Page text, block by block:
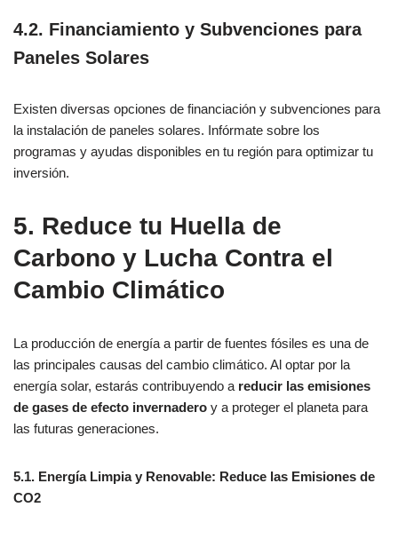
4.2. Financiamiento y Subvenciones para
Paneles Solares
Existen diversas opciones de financiación y subvenciones para
la instalación de paneles solares. Infórmate sobre los
programas y ayudas disponibles en tu región para optimizar tu
inversión.
5. Reduce tu Huella de
Carbono y Lucha Contra el
Cambio Climático
La producción de energía a partir de fuentes fósiles es una de
las principales causas del cambio climático. Al optar por la
energía solar, estarás contribuyendo a reducir las emisiones
de gases de efecto invernadero y a proteger el planeta para
las futuras generaciones.
5.1. Energía Limpia y Renovable: Reduce las Emisiones de
CO2